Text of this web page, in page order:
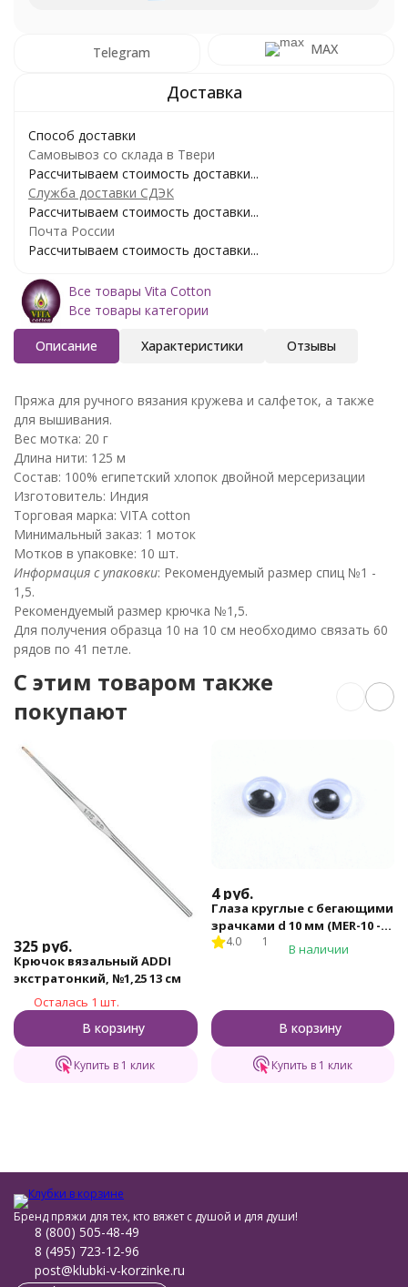
Telegram MAX
Способ доставки
Самовывоз со склада в Твери
Рассчитываем стоимость доставки...
Служба доставки СДЭК
Рассчитываем стоимость доставки...
Почта России
Рассчитываем стоимость доставки...
Все товары Vita Cotton
Все товары категории
Описание Характеристики Отзывы
Пряжа для ручного вязания кружева и салфеток, а также
для вышивания.
Вес мотка: 20 г
Длина нити: 125 м
Состав: 100% египетский хлопок двойной мерсеризации
Изготовитель: Индия
Торговая марка: VITA cotton
Минимальный заказ: 1 моток
Мотков в упаковке: 10 шт.
Информация с упаковки: Рекомендуемый размер спиц №1 -
1,5.
Рекомендуемый размер крючка №1,5.
Для получения образца 10 на 10 см необходимо связать 60
рядов по 41 петле.
C этим товаром также
покупают
325 руб.
Крючок вязальный ADDI
экстратонкий, №1,25 13 см
Осталась 1 шт.
В корзину
Купить в 1 клик
4 руб.
Глаза круглые с бегающими
зрачками d 10 мм (MER-10 -
черно-белые)
4.0 1 В наличии
В корзину
Купить в 1 клик
Бренд пряжи для тех, кто вяжет с душой и для души!
8 (800) 505-48-49
8 (495) 723-12-96
post@klubki-v-korzinke.ru